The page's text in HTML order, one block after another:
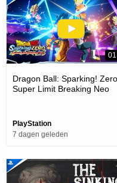
Dragon Ball: Sparking!
Super Limit Breaking Neo
PlayStation
7 dagen geleden